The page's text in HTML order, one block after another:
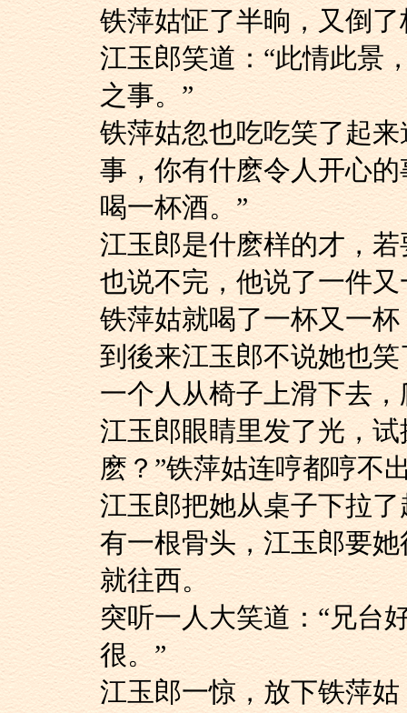
铁萍姑怔了半晌，又倒
江玉郎笑道：“此情此
之事。”
铁萍姑忽也吃吃笑了
事，你有什麽令人开心
喝一杯酒。”
江玉郎是什麽样的才
也说不完，他说了一件
铁萍姑就喝了一杯又
到後来江玉郎不说她
一个人从椅子上滑下去
江玉郎眼睛里发了光
麽？”铁萍姑连哼都哼不
江玉郎把她从桌子下
有一根骨头，江玉郎要
就往西。
突听一人大笑道：“兄
很。”
江玉郎一惊，放下铁